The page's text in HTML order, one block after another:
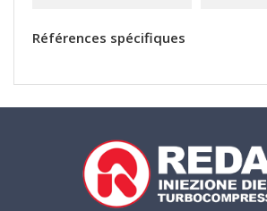
Références spécifiques